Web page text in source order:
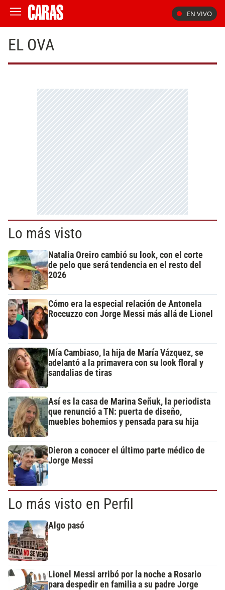
EN VIVO
EL OVA
Lo más visto
Natalia Oreiro cambió su look, con el corte
de pelo que será tendencia en el resto del
2026
Cómo era la especial relación de Antonela
Roccuzzo con Jorge Messi más allá de Lionel
Mía Cambiaso, la hija de María Vázquez, se
adelantó a la primavera con su look floral y
sandalias de tiras
Así es la casa de Marina Señuk, la periodista
que renunció a TN: puerta de diseño,
muebles bohemios y pensada para su hija
Dieron a conocer el último parte médico de
Jorge Messi
Lo más visto en Perfil
Algo pasó
Lionel Messi arribó por la noche a Rosario
para despedir en familia a su padre Jorge